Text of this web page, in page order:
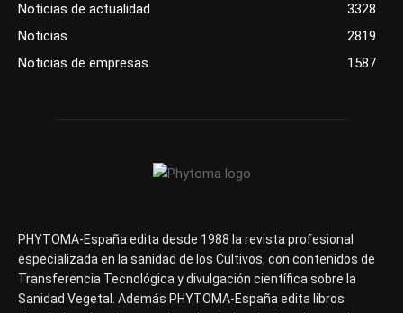
Noticias de actualidad
3328
Noticias
2819
Noticias de empresas
1587
PHYTOMA-España edita desde 1988 la revista profesional
especializada en la sanidad de los Cultivos, con contenidos de
Transferencia Tecnológica y divulgación científica sobre la
Sanidad Vegetal. Además PHYTOMA-España edita libros